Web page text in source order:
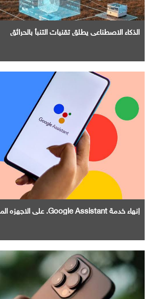
الذكاء الاصطناعي يطلق تقنيات التنبأ بالحرائق
إنهاء خدمة Google Assistant. علي الاجهزه المؤهله